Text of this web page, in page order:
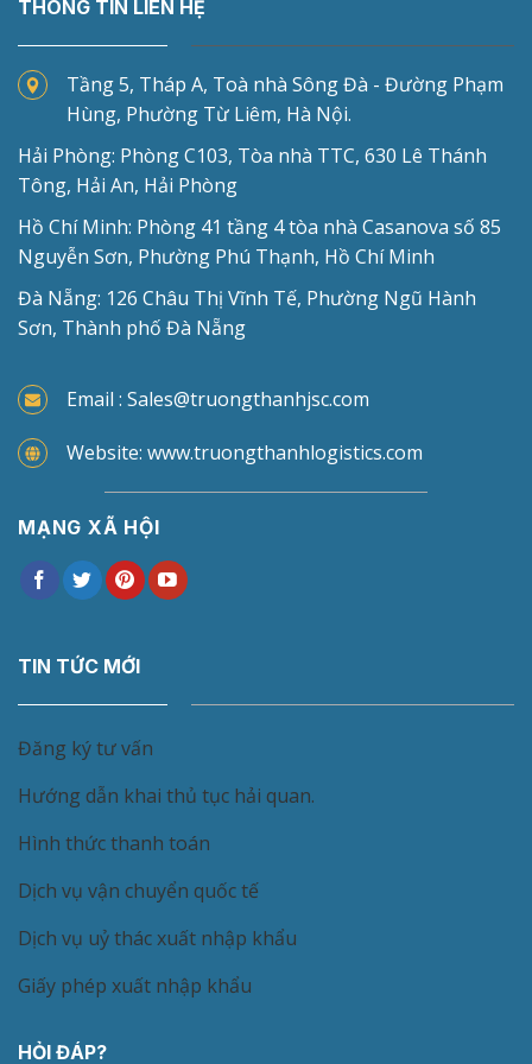
THÔNG TIN LIÊN HỆ
Tầng 5, Tháp A, Toà nhà Sông Đà - Đường Phạm
Hùng, Phường Từ Liêm, Hà Nội.
Hải Phòng: Phòng C103, Tòa nhà TTC, 630 Lê Thánh
Tông, Hải An, Hải Phòng
Hồ Chí Minh: Phòng 41 tầng 4 tòa nhà Casanova số 85
Nguyễn Sơn, Phường Phú Thạnh, Hồ Chí Minh
Đà Nẵng: 126 Châu Thị Vĩnh Tế, Phường Ngũ Hành
Sơn, Thành phố Đà Nẵng
Email : Sales@truongthanhjsc.com
Website: www.truongthanhlogistics.com
MẠNG XÃ HỘI
TIN TỨC MỚI
Đăng ký tư vấn
Hướng dẫn khai thủ tục hải quan.
Hình thức thanh toán
Dịch vụ vận chuyển quốc tế
Dịch vụ uỷ thác xuất nhập khẩu
Giấy phép xuất nhập khẩu
HỎI ĐÁP?